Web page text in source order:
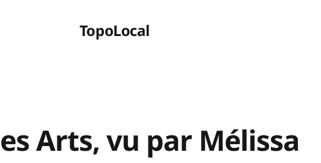
TopoLocal
Arts, vu par Mélissa